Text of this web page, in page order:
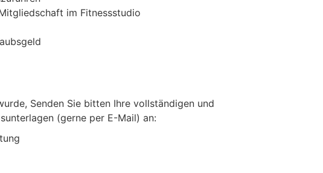
im Fitnessstudio
Senden Sie bitten Ihre vollständigen und
(gerne per E-Mail) an: